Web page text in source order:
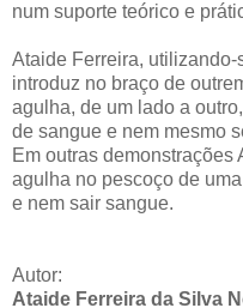
num suporte teórico e
Ataide Ferreira,
introduz no braço de
agulha, de um lado a
de sangue e nem mesmo
Em outras demonstrações
agulha no pescoço de
e nem sair sangue.
Autor:
Ataide Ferreira da Silva